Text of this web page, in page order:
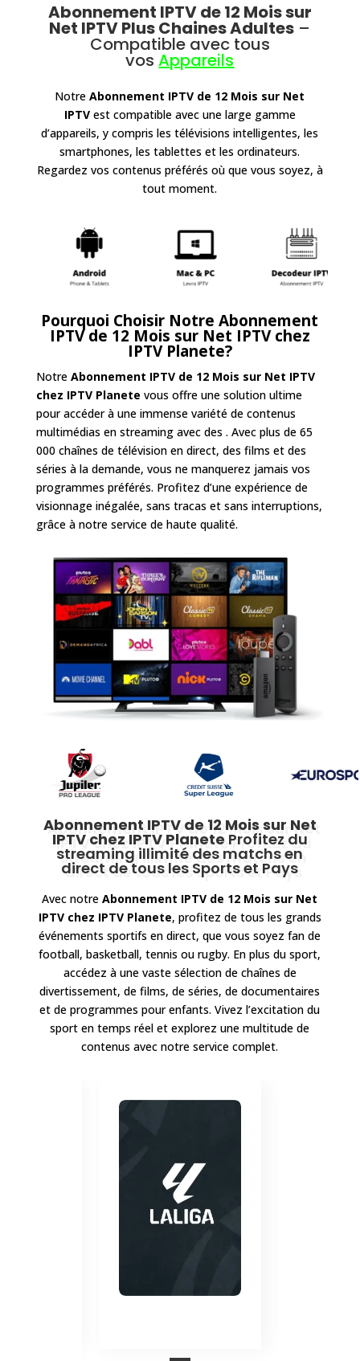
Abonnement IPTV de 12 Mois sur
Net IPTV Plus Chaines Adultes –
Compatible avec tous
vos Appareils
NotreAbonnement IPTV de 12 Mois sur Net
IPTVest compatible avec une large gamme
d’appareils, y compris les télévisions intelligentes, les
smartphones, les tablettes et les ordinateurs.
Regardez vos contenus préférés où que vous soyez, à
tout moment.
Pourquoi Choisir NotreAbonnement
IPTV de 12 Mois sur Net IPTVchez
IPTV Planete?
Notre Abonnement IPTV de 12 Mois sur Net IPTV
chez IPTV Planete vous offre une solution ultime
pour accéder à une immense variété de contenus
multimédias en streaming avec des . Avec plus de 65
000 chaînes de télévision en direct, des films et des
séries à la demande, vous ne manquerez jamais vos
programmes préférés. Profitez d’une expérience de
visionnage inégalée, sans tracas et sans interruptions,
grâce à notre service de haute qualité.
Abonnement IPTV de 12 Mois sur Net
IPTVchez IPTV PlaneteProfitez du
streaming illimité des matchs en
direct de tous les Sports et Pays
Avec notreAbonnement IPTV de 12 Mois sur Net
IPTVchez IPTV Planete, profitez de tous les grands
événements sportifs en direct, que vous soyez fan de
football, basketball, tennis ou rugby. En plus du sport,
accédez à une vaste sélection de chaînes de
divertissement, de films, de séries, de documentaires
et de programmes pour enfants. Vivez l’excitation du
sport en temps réel et explorez une multitude de
contenus avec notre service complet.